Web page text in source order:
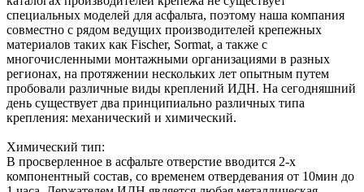
специальных моделей для асфальта, поэтому наша компания
совместно с рядом ведущих производителей крепежных
материалов таких как Fischer, Sormat, а также с
многочисленными монтажными организациями в разных
регионах, на протяжении нескольких лет опытным путем
пробовали различные виды креплений ИДН. На сегодняшний
день существует два принципиально различных типа
крепления: механический и химический.
Химический тип:
В просверленное в асфальте отверстие вводится 2-х
компонентный состав, со временем отвердевания от 10мин до